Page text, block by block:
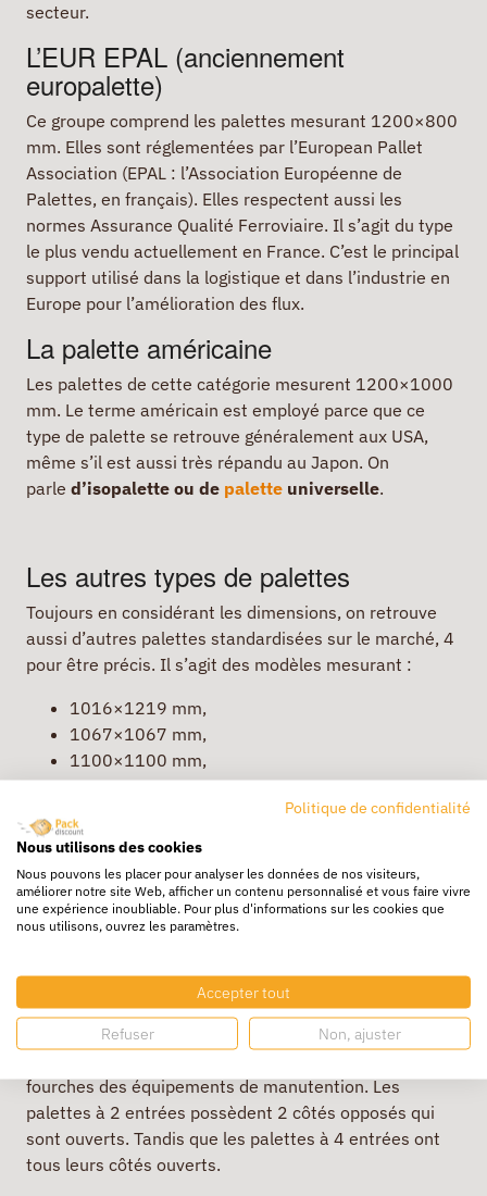
secteur.
L’EUR EPAL (anciennement
europalette)
Ce groupe comprend les palettes mesurant 1200×800
mm. Elles sont réglementées par l’European Pallet
Association (EPAL : l’Association Européenne de
Palettes, en français). Elles respectent aussi les
normes Assurance Qualité Ferroviaire. Il s’agit du type
le plus vendu actuellement en France. C’est le principal
support utilisé dans la logistique et dans l’industrie en
Europe pour l’amélioration des flux.
La palette américaine
Les palettes de cette catégorie mesurent 1200×1000
mm. Le terme américain est employé parce que ce
type de palette se retrouve généralement aux USA,
même s’il est aussi très répandu au Japon. On
parle d’isopalette ou de palette universelle.
Les autres types de palettes
Toujours en considérant les dimensions, on retrouve
aussi d’autres palettes standardisées sur le marché, 4
pour être précis. Il s’agit des modèles mesurant :
1016×1219 mm,
1067×1067 mm,
1100×1100 mm,
1165×1165 mm.
Ces palettes sont moins utilisées que la palette
américaine et l’Europalette. Une fois encore, pour des
besoins spécifiques, certains responsables
logistiquesen ont recours.
nombre d’entrées
Il est possible de choisir des palettes à 2 ou 4 entrées.
fourches des équipements de manutention. Les
palettes à 2 entrées possèdent 2 côtés opposés qui
sont ouverts. Tandis que les palettes à 4 entrées ont
tous leurs côtés ouverts.
Politique de confidentialité
Nous utilisons des cookies
Nous pouvons les placer pour analyser les données de nos visiteurs,
améliorer notre site Web, afficher un contenu personnalisé et vous faire vivre
une expérience inoubliable. Pour plus d'informations sur les cookies que
nous utilisons, ouvrez les paramètres.
Accepter tout
Refuser Non, ajuster